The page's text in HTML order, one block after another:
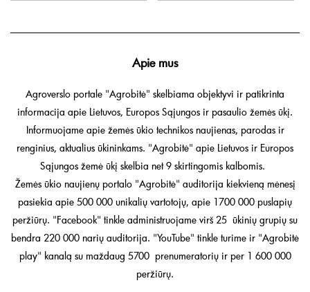
Apie mus
Agroverslo portale "Agrobitė" skelbiama objektyvi ir patikrinta
informacija apie Lietuvos, Europos Sąjungos ir pasaulio žemės ūkį.
Informuojame apie žemės ūkio technikos naujienas, parodas ir
renginius, aktualius ūkininkams. "Agrobitė" apie Lietuvos ir Europos
Sąjungos žemė ūkį skelbia net 9 skirtingomis kalbomis.
Žemės ūkio naujienų portalo "Agrobitė" auditorija kiekvieną mėnesį
pasiekia apie 500 000 unikalių vartotojų, apie 1700 000 puslapių
peržiūrų. "Facebook" tinkle administruojame virš 25 ūkinių grupių su
bendra 220 000 narių auditorija. "YouTube" tinkle turime ir "Agrobitė
play" kanalą su maždaug 5700 prenumeratorių ir per 1 600 000
peržiūrų.